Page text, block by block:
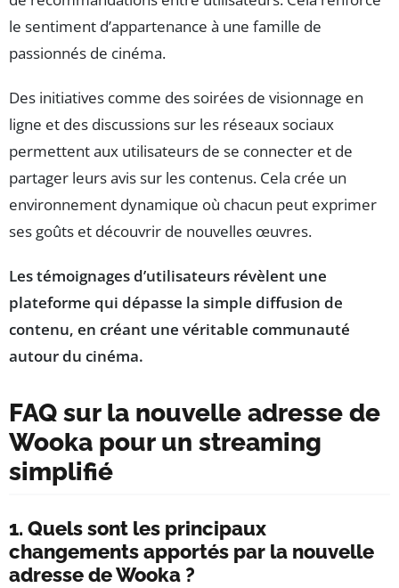
le sentiment d’appartenance à une famille de
passionnés de cinéma.
Des initiatives comme des soirées de visionnage en
ligne et des discussions sur les réseaux sociaux
permettent aux utilisateurs de se connecter et de
partager leurs avis sur les contenus. Cela crée un
environnement dynamique où chacun peut exprimer
ses goûts et découvrir de nouvelles œuvres.
Les témoignages d’utilisateurs révèlent une
plateforme qui dépasse la simple diffusion de
contenu, en créant une véritable communauté
autour du cinéma.
FAQ sur la nouvelle adresse de
Wooka pour un streaming
simplifié
1. Quels sont les principaux
changements apportés par la nouvelle
adresse de Wooka ?